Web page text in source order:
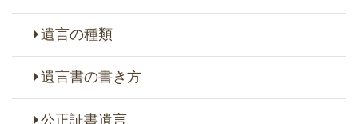
遺言の種類
遺言書の書き方
公正証書遺言